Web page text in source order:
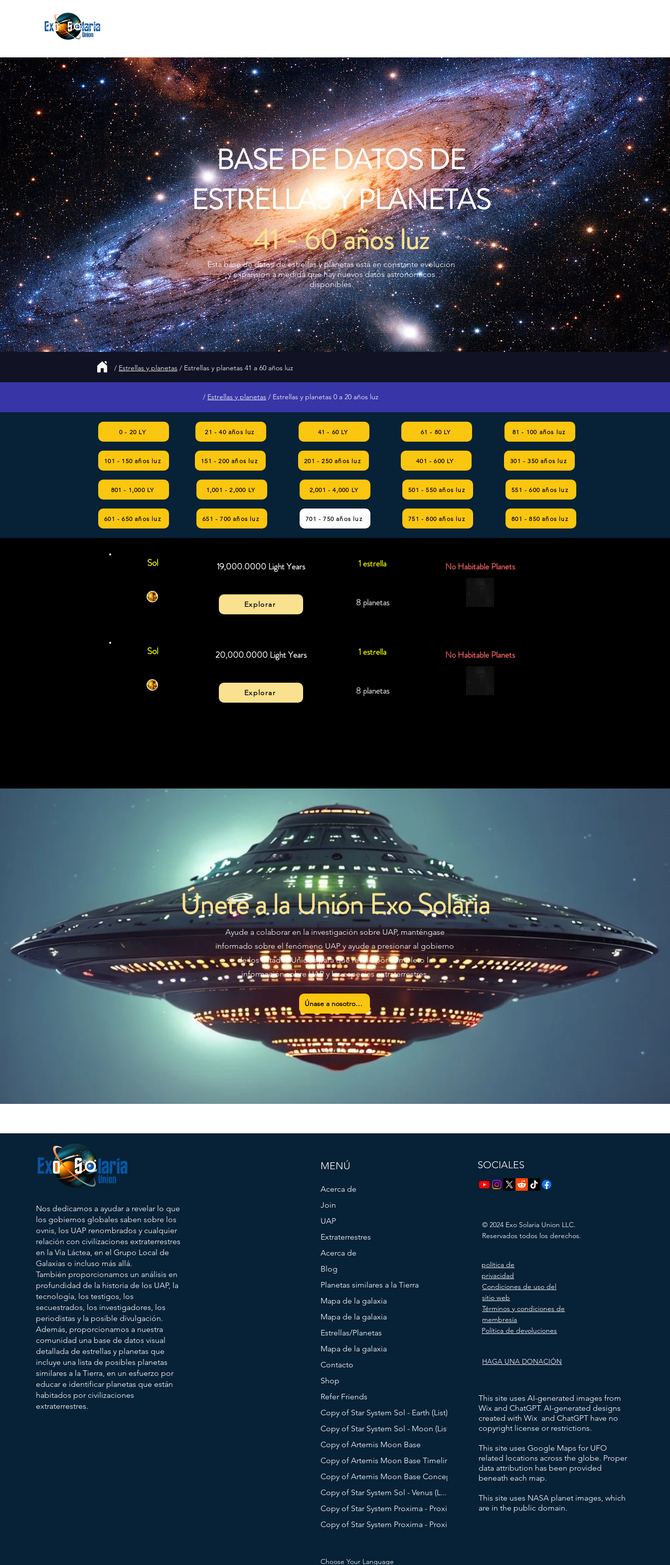
UAP Extraterrestres
BASE DE DATOS DE
ESTRELLAS Y PLANETAS
41 - 60 años luz
Esta base de datos de estrellas y planetas está en constante evolución
y expansión a medida que hay nuevos datos astronómicos
disponibles.
/ Estrellas y planetas / Estrellas y planetas 41 a 60 años luz
/ Estrellas y planetas / Estrellas y planetas 0 a 20 años luz
0 - 20 LY 21 - 40 años luz 41 - 60 LY 61 - 80 LY 81 - 100 años luz
101 - 150 años luz 151 - 200 años luz 201 - 250 años luz 401 - 600 LY 301 - 350 años luz
801 - 1,000 LY 1,001 - 2,000 LY 2,001 - 4,000 LY 501 - 550 años luz 551 - 600 años luz
601 - 650 años luz 651 - 700 años luz 701 - 750 años luz 751 - 800 años luz 801 - 850 años luz
Sol 19,000.0000 Light Years
Explorar
1 estrella
8 planetas
No Habitable Planets
Sol 20,000.0000 Light Years
Explorar
1 estrella
8 planetas
No Habitable Planets
Únete a la Unión Exo Solaria
Ayude a colaborar en la investigación sobre UAP, manténgase
informado sobre el fenómeno UAP y ayude a presionar al gobierno
de los Estados Unidos para que revele por completo la
información sobre UAP y las especies extraterrestres.
Únase a nosotros ahora
Nos dedicamos a ayudar a revelar lo que
los gobiernos globales saben sobre los
ovnis, los UAP renombrados y cualquier
relación con civilizaciones extraterrestres
en la Vía Láctea, en el Grupo Local de
Galaxias o incluso más allá.
También proporcionamos un análisis en
profundidad de la historia de los UAP, la
tecnología, los testigos, los
secuestrados, los investigadores, los
periodistas y la posible divulgación.
Además, proporcionamos a nuestra
comunidad una base de datos visual
detallada de estrellas y planetas que
incluye una lista de posibles planetas
similares a la Tierra, en un esfuerzo por
educar e identificar planetas que están
habitados por civilizaciones
extraterrestres.
MENÚ
Acerca de
Join
UAP
Extraterrestres
Acerca de
Blog
Planetas similares a la Tierra
Mapa de la galaxia
Mapa de la galaxia
Estrellas/Planetas
Mapa de la galaxia
Contacto
Shop
Refer Friends
Copy of Star System Sol - Earth (List)
Copy of Star System Sol - Moon (List)
Copy of Artemis Moon Base
Copy of Artemis Moon Base Timeline
Copy of Artemis Moon Base Concepts
Copy of Star System Sol - Venus (L...
Copy of Star System Proxima - Proxima b
Copy of Star System Proxima - Proxima d
Choose Your Language
SOCIALES
© 2024 Exo Solaria Union LLC.
Reservados todos los derechos.
política de
privacidad
Condiciones de uso del
sitio web
Términos y condiciones de
membresía
Política de devoluciones
HAGA UNA DONACIÓN
This site uses AI-generated images from
Wix and ChatGPT. AI-generated designs
created with Wix and ChatGPT have no
copyright license or restrictions.
This site uses Google Maps for UFO
related locations across the globe. Proper
data attribution has been provided
beneath each map.
This site uses NASA planet images, which
are in the public domain.